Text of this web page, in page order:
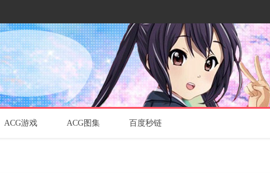
ACG游戏 ACG图集 百度秒链